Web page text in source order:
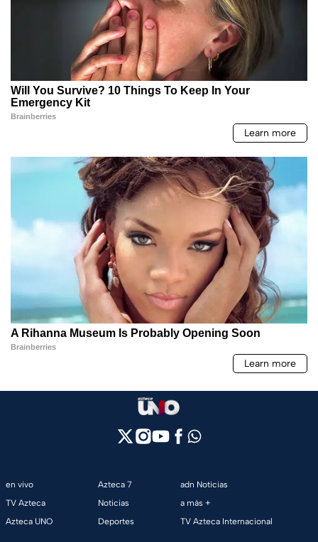
en vivo
TV Azteca
Azteca UNO
Azteca 7
Noticias
Deportes
adn Noticias
a más +
TV Azteca Internacional